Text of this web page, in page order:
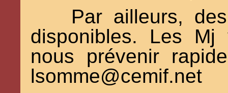
Par ailleurs,
disponibles. Les
nous prévenir
lsomme@cemif.net